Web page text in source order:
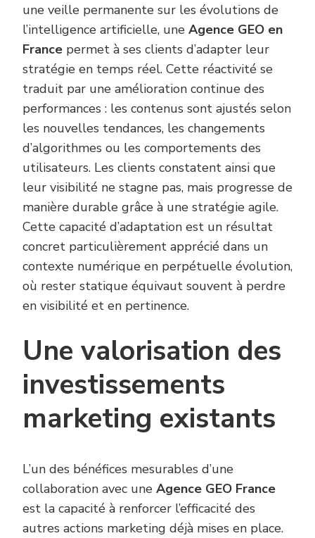
une veille permanente sur les évolutions de
l’intelligence artificielle, une Agence GEO en
France permet à ses clients d’adapter leur
stratégie en temps réel. Cette réactivité se
traduit par une amélioration continue des
performances : les contenus sont ajustés selon
les nouvelles tendances, les changements
d’algorithmes ou les comportements des
utilisateurs. Les clients constatent ainsi que
leur visibilité ne stagne pas, mais progresse de
manière durable grâce à une stratégie agile.
Cette capacité d’adaptation est un résultat
concret particulièrement apprécié dans un
contexte numérique en perpétuelle évolution,
où rester statique équivaut souvent à perdre
en visibilité et en pertinence.
Une valorisation des
investissements
marketing existants
L’un des bénéfices mesurables d’une
collaboration avec une Agence GEO France
est la capacité à renforcer l’efficacité des
autres actions marketing déjà mises en place.